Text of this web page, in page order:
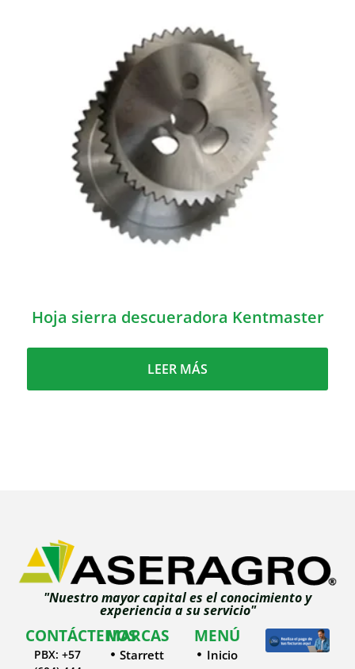
Hoja sierra descueradora Kentmaster
LEER MÁS
"Nuestro mayor capital es el conocimiento y
experiencia a su servicio"
CONTÁCTENOS
PBX: +57
MARCAS
Starrett
MENÚ
Inicio